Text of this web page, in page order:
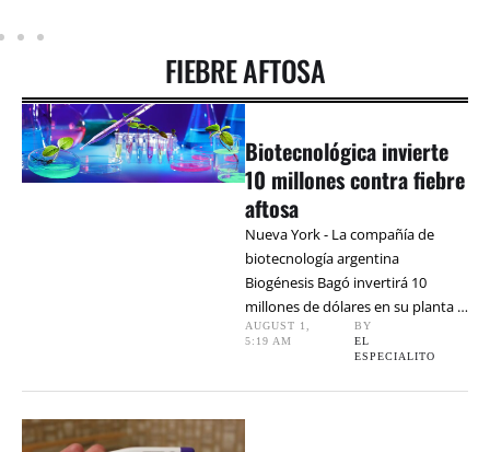
FIEBRE AFTOSA
Biotecnológica invierte
10 millones contra fiebre
aftosa
Nueva York - La compañía de
biotecnología argentina
Biogénesis Bagó invertirá 10
millones de dólares en su planta …
AUGUST 1,
5:19 AM
BY
EL
ESPECIALITO